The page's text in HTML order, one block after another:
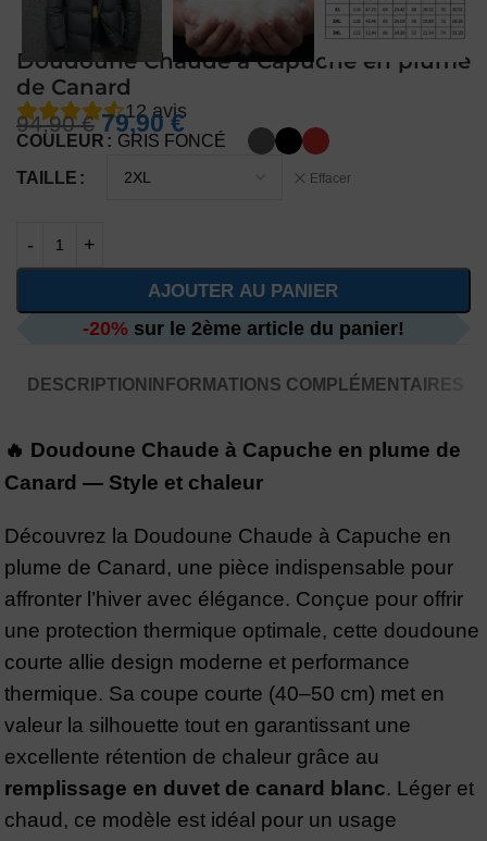
Doudoune Chaude à Capuche en plume
de Canard
12avis
94,90€ 79,90€
COULEUR
GRIS FONCÉ
TAILLE
Effacer
AJOUTER AU PANIER
-20% sur le 2ème article du panier!
DESCRIPTION INFORMATIONS COMPLÉMENTAIRES
🔥 Doudoune Chaude à Capuche en plume de
Canard — Style et chaleur
Découvrez la Doudoune Chaude à Capuche en
plume de Canard, une pièce indispensable pour
affronter l’hiver avec élégance. Conçue pour offrir
une protection thermique optimale, cette doudoune
courte allie design moderne et performance
thermique. Sa coupe courte (40–50 cm) met en
valeur la silhouette tout en garantissant une
excellente rétention de chaleur grâce au
remplissage en duvet de canard blanc. Léger et
chaud, ce modèle est idéal pour un usage